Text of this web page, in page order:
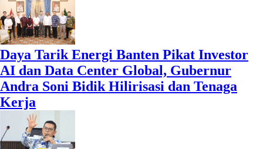
Daya Tarik Energi Banten Pikat Investor
AI dan Data Center Global, Gubernur
Andra Soni Bidik Hilirisasi dan Tenaga
Kerja